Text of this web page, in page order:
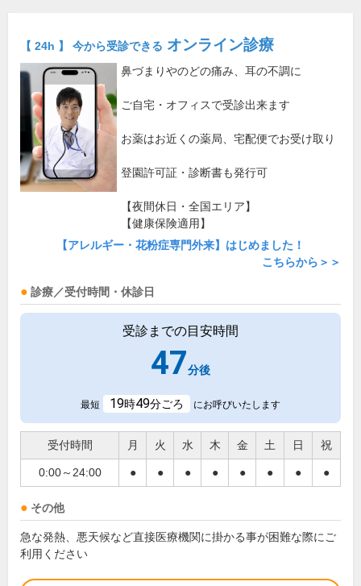
【 24h 】 今から受診できる オンライン診療
鼻づまりやのどの痛み、耳の不調に
ご自宅・オフィスで受診出来ます
お薬はお近くの薬局、宅配便でお受け取り
登園許可証・診断書も発行可
【夜間休日・全国エリア】
【健康保険適用】
【アレルギー・花粉症専門外来】はじめました！
こちらから＞＞
診療／受付時間・休診日
受診までの目安時間
47分後
最短 19時49分ごろ にお呼びいたします
受付時間 月 火 水 木 金 土 日 祝
0:00～24:00 ● ● ● ● ● ● ● ●
その他
急な発熱、悪天候など直接医療機関に掛かる事が困難な際にご
利用ください